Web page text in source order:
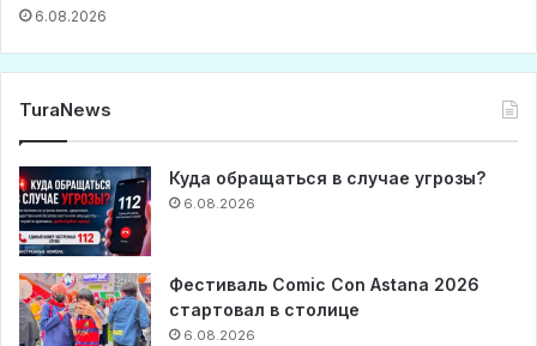
6.08.2026
TuraNews
Куда обращаться в случае угрозы?
6.08.2026
Фестиваль Comic Con Astana 2026
стартовал в столице
6.08.2026